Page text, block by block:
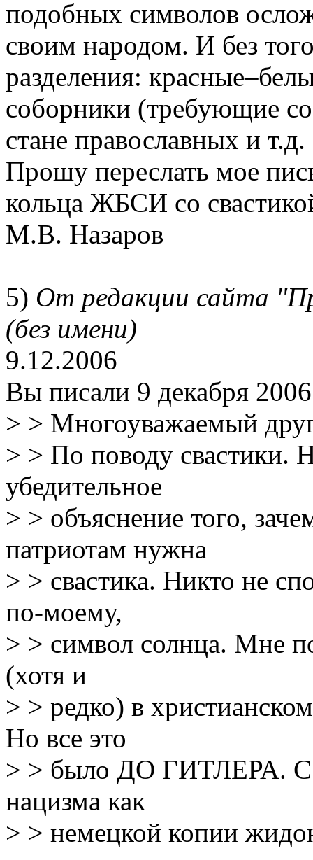
подобных символов
своим народом. И без
разделения:
соборники (требующие
стане православных и т.д.
Прошу переслать мое
кольца ЖБСИ со
М.В. Назаров
5) От редакции сайта
(без имени)
9.12.2006
Вы писали 9 декабря
> > Многоуважаемый
> > По поводу свастики.
убедительное
> > объяснение того,
патриотам нужна
> > свастика. Никто не
по-моему,
> > символ солнца. Мне
(хотя и
> > редко) в
Но все это
> > было ДО ГИТЛЕРА. С
нацизма как
> > немецкой копии